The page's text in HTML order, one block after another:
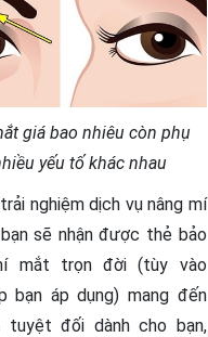
giá bao nhiêu còn phụ
yếu tố khác nhau
nghiệm dịch vụ nâng mí
sẽ nhận được thẻ bảo
mắt trọn đời (tùy vào
bạn áp dụng) mang đến
đối dành cho bạn,